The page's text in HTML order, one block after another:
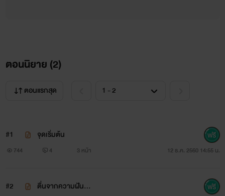
ตอนนิยาย (2)
ตอนแรกสุด
#1 จุดเริ่มต้น
744 4 3 หน้า 12 ธ.ค. 2560 14:55 น.
#2 ตื่นจากความฝัน...